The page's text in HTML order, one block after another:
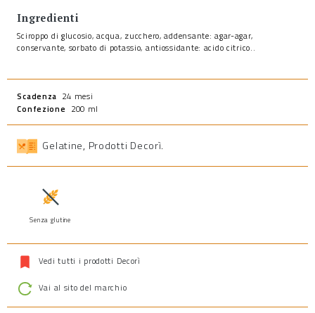
Ingredienti
Sciroppo di glucosio, acqua, zucchero, addensante: agar-agar,
conservante, sorbato di potassio, antiossidante: acido citrico..
Scadenza 24 mesi
Confezione 200 ml
Gelatine, Prodotti Decorì.
Senza glutine
Vedi tutti i prodotti Decorì
Vai al sito del marchio